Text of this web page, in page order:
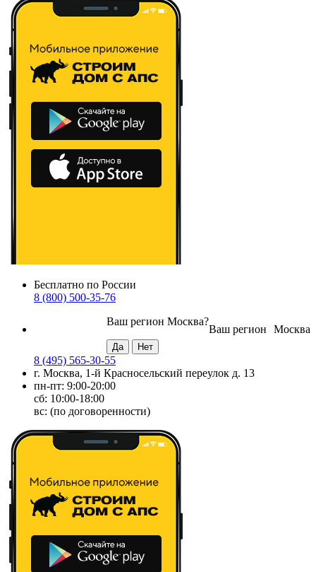
Бесплатно по России
8 (800) 500-35-76
Москва
Ваш регион
Ваш регион Москва?
8 (495) 565-30-55
г. Москва, 1-й Красносельский переулок д. 13
пн-пт: 9:00-20:00
сб: 10:00-18:00
вс: (по договоренности)